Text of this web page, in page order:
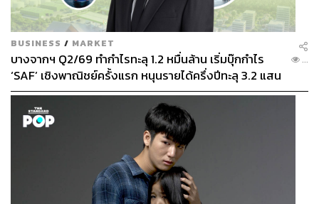
สำหรับผู้มีอำนาจ ต้องมีความกล้าที่จะเผชิญกับปัญหา กล้า
เปิดเผยข้อมูล กล้าเปลี่ยนแปลงตัวเอง กล้าฟังในเสียงที่แตก
ต่างทั้งจากคนที่ได้และเสียประโยชน์​ กล้าฟังเสียงใหม่ๆ กล้า
ลองทำสิ่งใหม่ และกล้าเสียสละ เพื่อผลลัพธ์ในระยะยาว
สำหรับภาคประชาชน ต้องกล้าทำสิ่งใหม่ กล้าเปลี่ยนตัวเอง
กล้าเดินออกจาก Comfort Zone กล้าสั่งสมความรู้เพื่อเริ่ม
ต้นบทสนทนา และถกเถียงกันเพื่อนำไปสู่วิธีแก้ไขปัญหา พูด
คุยเรื่องยากๆ ที่เกี่ยวข้องกับนโยบายที่กำลังขับเคลื่อน เพราะ
ถ้ามีความรู้ไม่พอ ไม่เท่าทันผู้กำหนดนโยบาย สุดท้ายเราก็
อาจถูกกดขี่จากความไม่รู้
BUSINESS / MARKET
บางจากฯ Q2/69 ทำกำไรทะลุ 1.2 หมื่นล้าน เริ่มบุ๊กกำไร
‘SAF’ เชิงพาณิชย์ครั้งแรก หนุนรายได้ครึ่งปีทะลุ 3.2 แสน
ล้าน
...